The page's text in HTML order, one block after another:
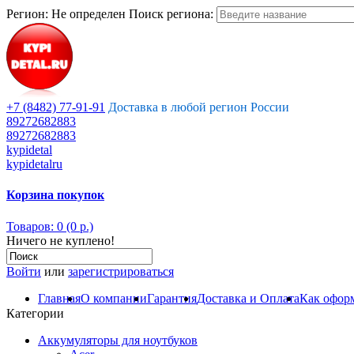
Регион: Не определен Поиск региона:
+7 (8482) 77-91-91 Доставка в любой регион России
89272682883
89272682883
kypidetal
kypidetalru
Корзина покупок
Товаров: 0 (0 р.)
Ничего не куплено!
Войти или зарегистрироваться
ГлавнаяО компанииГарантияДоставка и ОплатаКак
Категории
Аккумуляторы для ноутбуков